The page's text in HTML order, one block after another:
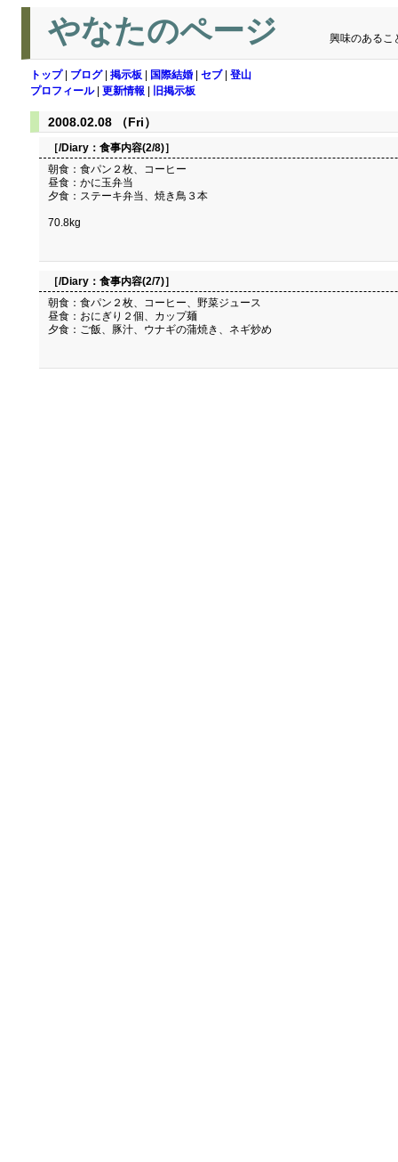
やなたのページ 興味のあるこ
トップ| ブログ| 掲示板 国際結婚 セブ| 登山
プロフィール| 更新情報 旧掲示板
2008.02.08 （Fri）
［/Diary： 食事内容(2/8)］
朝食：食パン２枚、コーヒー
昼食：かに玉弁当
夕食：ステーキ弁当、焼き鳥３本
70.8kg
［/Diary： 食事内容(2/7)］
朝食：食パン２枚、コーヒー、野菜ジュース
昼食：おにぎり２個、カップ麺
夕食：ご飯、豚汁、ウナギの蒲焼き、ネギ炒め